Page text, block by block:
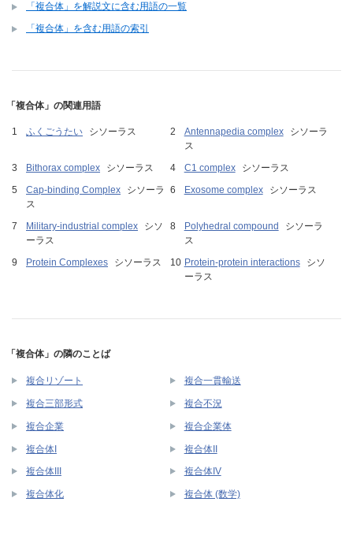
「複合体」を解説文に含む用語の一覧
「複合体」を含む用語の索引
「複合体」の関連用語
ふくごうたい シソーラス Antennapedia complex
シソーラ
ス
Bithorax complex
シソーラス C1 complex
シソーラス
Cap-binding Complex
シソーラ
ス
Exosome complex シソーラス
Military-industrial complex
シソ
ーラス
Polyhedral compound
シソーラ
ス
Protein Complexes
シソーラス Protein-protein interactions
シソ
ーラス
「複合体」の隣のことば
複合リゾート 複合一貫輸送
複合三部形式 複合不況
複合企業 複合企業体
複合体I 複合体II
複合体III 複合体IV
複合体化 複合体 (数学)